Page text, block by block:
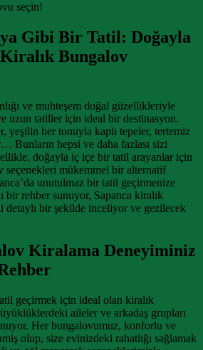
seçin!
Gibi Bir Tatil: Doğayla
Bungalov
ve muhteşem doğal güzellikleriyle
uzun tatiller için ideal bir destinasyon.
yeşilin her tonuyla kaplı tepeler, tertemiz
Bunların hepsi ve daha fazlası sizi
doğayla iç içe bir tatil arayanlar için
seçenekleri mükemmel bir alternatif
unutulmaz bir tatil geçirmenize
bir rehber sunuyor, Sapanca kiralık
detaylı bir şekilde inceliyor ve gezilecek
Kiralama Deneyiminiz
geçirmek için ideal olan kiralık
aileler ve arkadaş grupları
Her bungalovumuz, konforlu ve
olup, size evinizdeki rahatlığı sağlamak